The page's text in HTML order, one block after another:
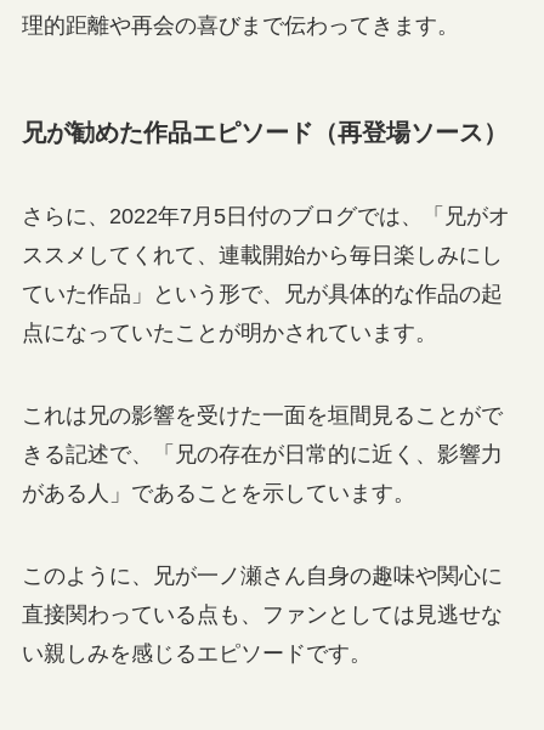
理的距離や再会の喜びまで伝わってきます。
兄が勧めた作品エピソード（再登場ソース）
さらに、2022年7月5日付のブログでは、「兄がオ
ススメしてくれて、連載開始から毎日楽しみにし
ていた作品」という形で、兄が具体的な作品の起
点になっていたことが明かされています。
これは兄の影響を受けた一面を垣間見ることがで
きる記述で、「兄の存在が日常的に近く、影響力
がある人」であることを示しています。
このように、兄が一ノ瀬さん自身の趣味や関心に
直接関わっている点も、ファンとしては見逃せな
い親しみを感じるエピソードです。